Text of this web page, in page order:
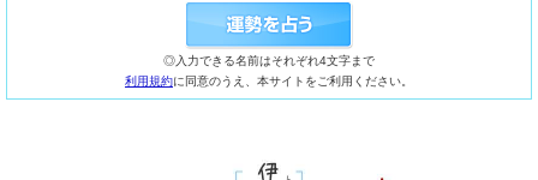
◎入力できる名前はそれぞれ4文字まで
利用規約に同意のうえ、本サイトをご利用ください。